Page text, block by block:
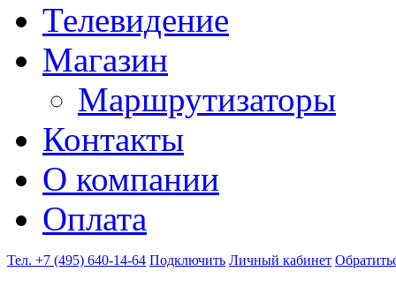
Телевидение
Магазин
Маршрутизаторы
Контакты
О компании
Оплата
Тел. +7 (495) 640-14-64 Подключить Личный кабинет